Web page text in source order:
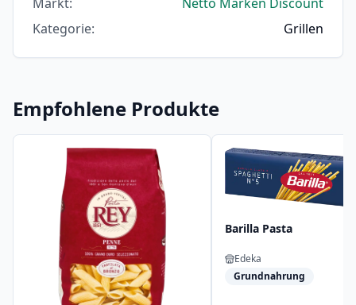
Kategorie: Grillen
Empfohlene Produkte
Barilla Pasta
Edeka
Grundnahrung